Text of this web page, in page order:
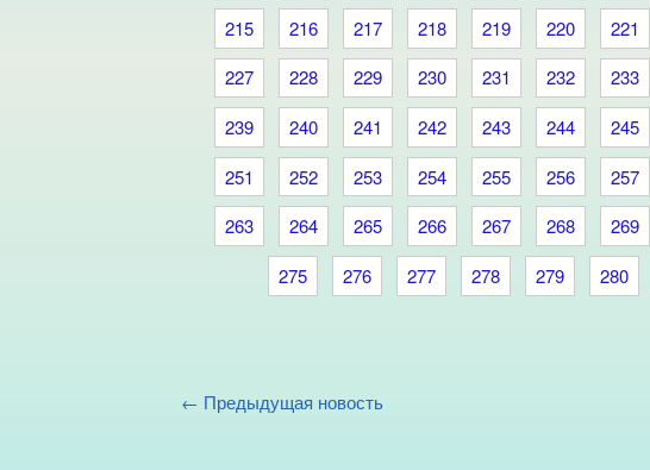
215
216 217 218 219 220 221
227
228 229 230 231 232 233
239
240 241 242 243 244 245
251
252 253 254 255 256 257
263
264 265 266 267 268 269
275
276 277 278 279 280
← Предыдущая новость